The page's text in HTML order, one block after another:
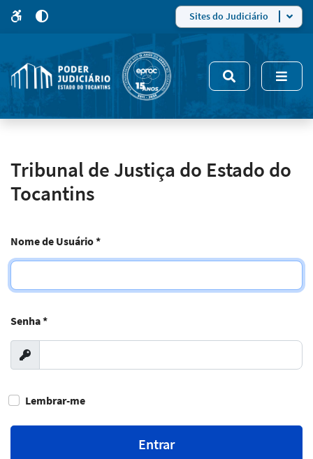
para
site
5
modo
de
alto
Sites do Judiciário
Tribunal de Justiça do Estado do
Tocantins
Nome de Usuário*
Senha*
Exibir
Lembrar-me
Entrar